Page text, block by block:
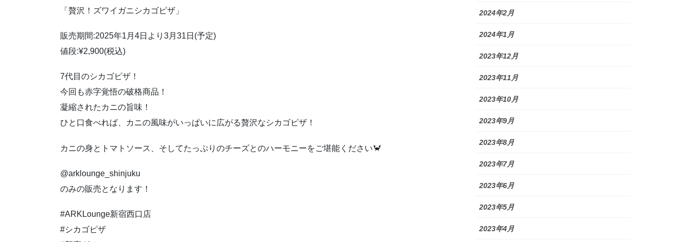
「贅沢！ズワイガニシカゴピザ」
販売期間:2025年1月4日より3月31日(予定)
値段:¥2,900(税込)
7代目のシカゴピザ！
今回も赤字覚悟の破格商品！
凝縮されたカニの旨味！
ひと口食べれば、カニの風味がいっぱいに広がる贅沢なシカゴピザ！
カニの身とトマトソース、そしてたっぷりのチーズとのハーモニーをご堪能ください🦀
@arklounge_shinjuku
のみの販売となります！
#ARKLounge新宿西口店
#シカゴピザ
2024年2月
2024年1月
2023年12月
2023年11月
2023年10月
2023年9月
2023年8月
2023年7月
2023年6月
2023年5月
2023年4月